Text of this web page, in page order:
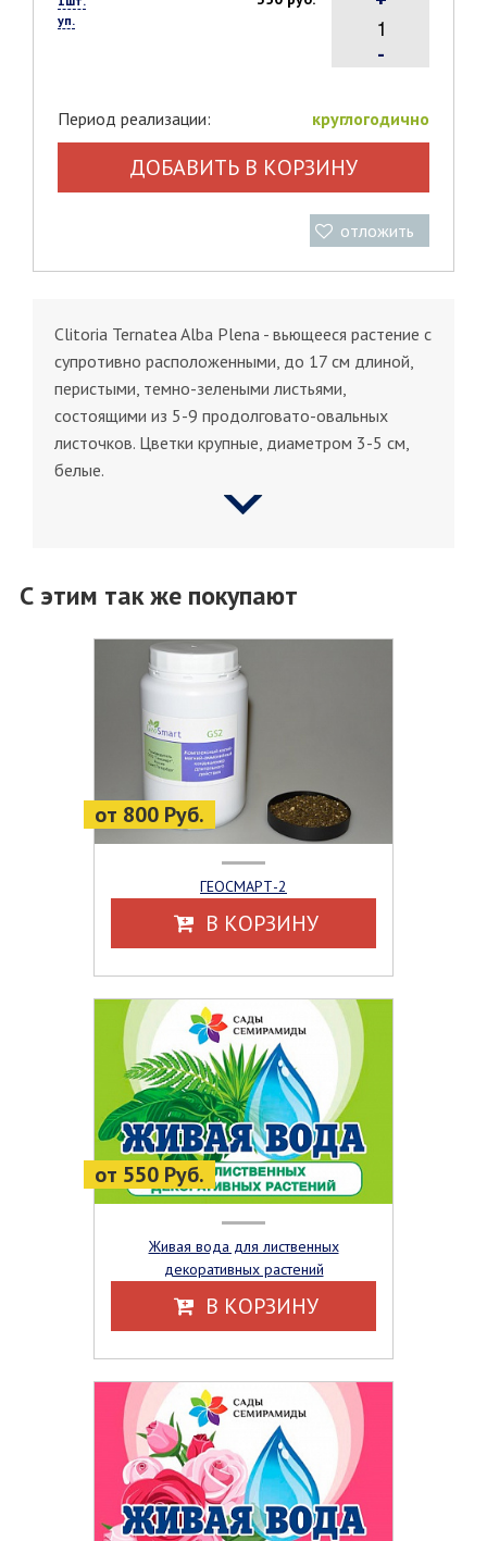
уп.
-
Период реализации: круглогодично
ДОБАВИТЬ В КОРЗИНУ
отложить
Clitoria Ternatea Alba Plenа - вьющееся растение с
супротивно расположенными, до 17 см длиной,
перистыми, темно-зелеными листьями,
состоящими из 5-9 продолговато-овальных
листочков. Цветки крупные, диаметром 3-5 см,
белые.
С этим так же покупают
от 800 Руб.
ГЕОСМАРТ-2
В КОРЗИНУ
от 550 Руб.
Живая вода для лиственных
декоративных растений
В КОРЗИНУ